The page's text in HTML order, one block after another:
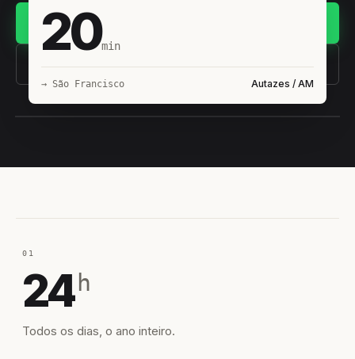
(11) 93407-8838
20min
→ São Francisco Autazes / AM
01
24 h
Todos os dias, o ano inteiro.